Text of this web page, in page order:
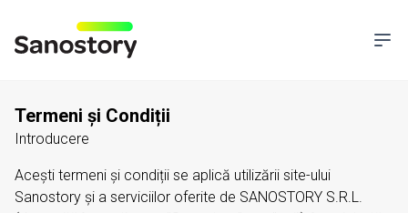
SanoStory
Termeni și Condiții
Introducere
Acești termeni și condiții se aplică utilizării site-ului
Sanostory și a serviciilor oferite de SANOSTORY S.R.L.